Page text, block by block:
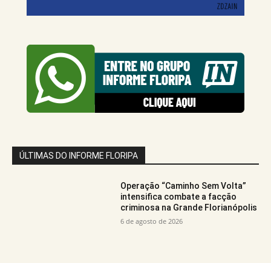
ÚLTIMAS DO INFORME FLORIPA
Operação “Caminho Sem Volta”
intensifica combate a facção
criminosa na Grande Florianópolis
6 de agosto de 2026